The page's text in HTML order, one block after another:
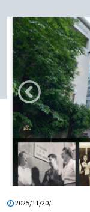
2025/11/20/